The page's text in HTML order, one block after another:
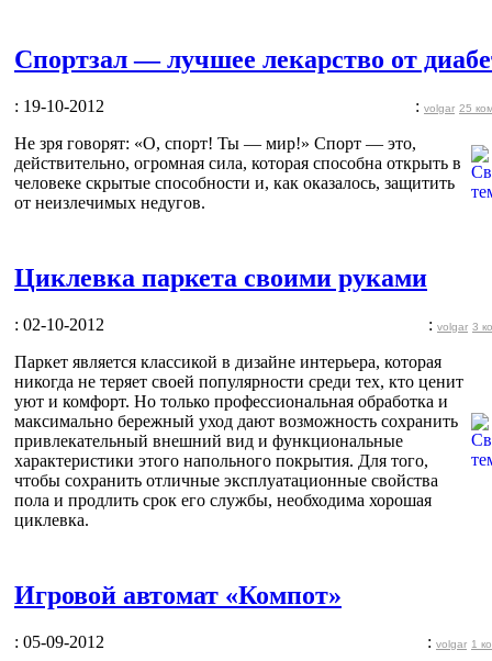
Спортзал — лучшее лекарство от
: 19-10-2012 : volgar 25
Не зря говорят: «О, спорт! Ты — мир!» Спорт — это,
действительно, огромная сила, которая способна открыть в
человеке скрытые способности и, как оказалось, защитить
от неизлечимых недугов.
Циклевка паркета своими руками
: 02-10-2012 : volgar 3
Паркет является классикой в дизайне интерьера, которая
никогда не теряет своей популярности среди тех, кто ценит
уют и комфорт. Но только профессиональная обработка и
максимально бережный уход дают возможность сохранить
привлекательный внешний вид и функциональные
характеристики этого напольного покрытия. Для того,
чтобы сохранить отличные эксплуатационные свойства
пола и продлить срок его службы, необходима хорошая
циклевка.
Игровой автомат «Компот»
: 05-09-2012 : volgar 1